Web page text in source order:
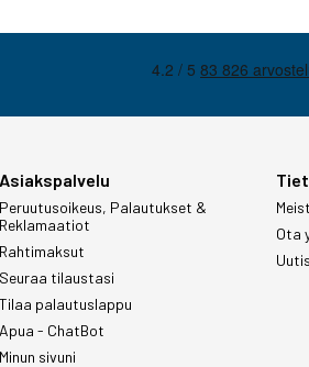
Asiakspalvelu
Peruutusoikeus, Palautukset &
Reklamaatiot
Rahtimaksut
Seuraa tilaustasi
Tilaa palautuslappu
Apua - ChatBot
Minun sivuni
Ota